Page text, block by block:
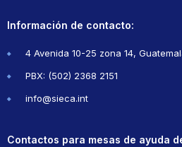
Información de contacto:
4 Avenida 10-25 zona 14,
PBX: (502) 2368 2151
info@sieca.int
Contactos para mesas de ayuda